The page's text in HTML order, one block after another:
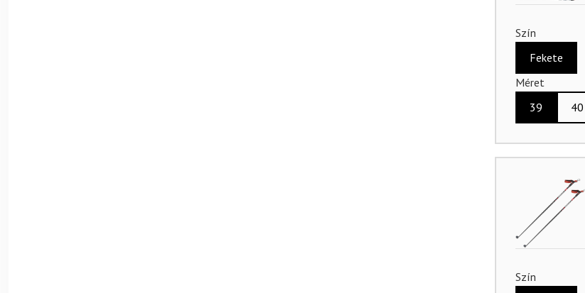
Szín
Fekete
Méret
39
40
Szín